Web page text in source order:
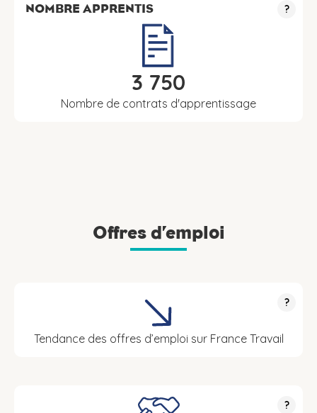
NOMBRE APPRENTIS ?
3 750
Nombre de contrats d'apprentissage
Offres d’emploi
?
Tendance des offres d’emploi sur France Travail
?